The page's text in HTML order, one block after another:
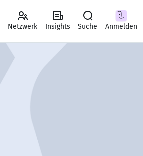
Netzwerk Insights Suche Anmelden